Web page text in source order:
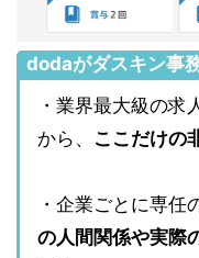
dodaがダスキン事
・業界最大級の求
から、 ここだけの
・企業ごとに専任
の人間関係や実際